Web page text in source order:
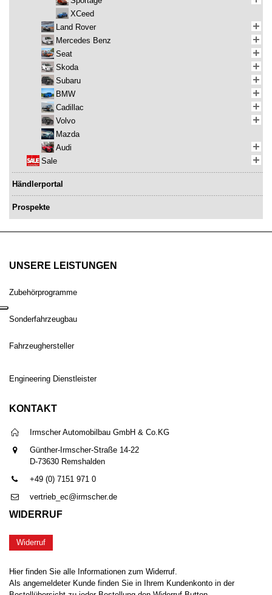
XCeed
Land Rover
Mercedes Benz
Seat
Skoda
Subaru
BMW
Cadillac
Volvo
Mazda
Audi
Sale
Händlerportal
Prospekte
UNSERE LEISTUNGEN
Zubehörprogramme
Sonderfahrzeugbau
Fahrzeughersteller
Engineering Dienstleister
KONTAKT
Irmscher Automobilbau GmbH & Co.KG
Günther-Irmscher-Straße 14-22
D-73630 Remshalden
+49 (0) 7151 971 0
vertrieb_ec@irmscher.de
WIDERRUF
Widerruf
Hier finden Sie alle Informationen zum Widerruf.
Als angemeldeter Kunde finden Sie in Ihrem Kundenkonto in der